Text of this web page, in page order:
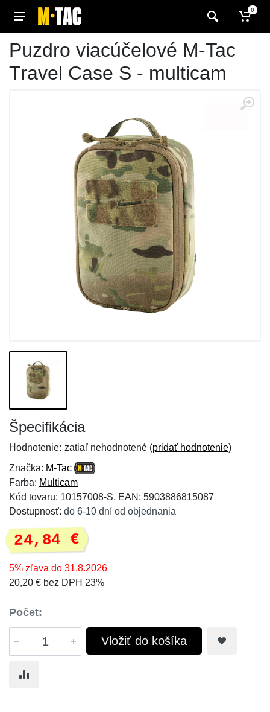
0
Puzdro viacúčelové M-Tac
Travel Case S - multicam
Špecifikácia
Hodnotenie: zatiaľ nehodnotené (pridať hodnotenie)
Značka: M-Tac
Farba: Multicam
Kód tovaru: 10157008-S, EAN: 5903886815087
Dostupnosť: do 6-10 dní od objednania
24,84 €
5% zľava do 31.8.2026
20,20 € bez DPH 23%
Počet:
Vložiť do košíka